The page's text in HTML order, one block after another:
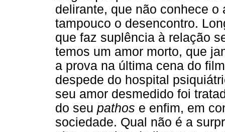
delirante, que não conhece
tampouco o desencontro.
que faz suplência à relação
temos um amor morto, que
a prova na última cena do
despede do hospital
seu amor desmedido foi
do seu pathos e enfim, em
sociedade. Qual não é a